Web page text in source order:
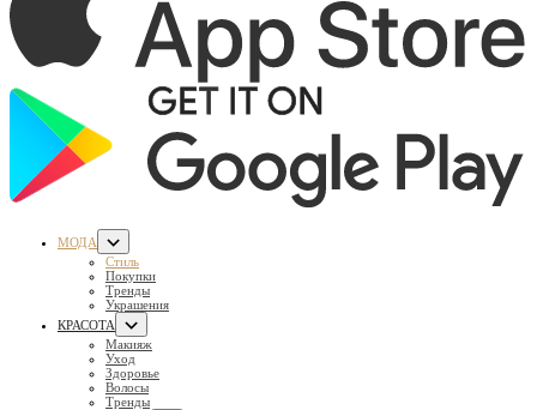
МОДА
Стиль
Покупки
Тренды
Украшения
КРАСОТА
Макияж
Уход
Здоровье
Волосы
Тренды